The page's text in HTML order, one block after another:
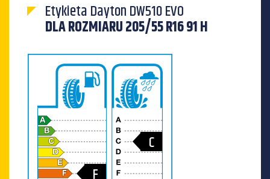
Etykieta Dayton DW510 EVO
DLA ROZMIARU 205/55 R16 91 H
C